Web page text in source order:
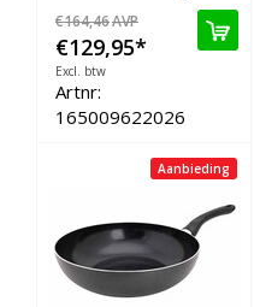
€164,46AVP
€129,95*
Excl. btw
Artnr:
165009622026
Aanbieding